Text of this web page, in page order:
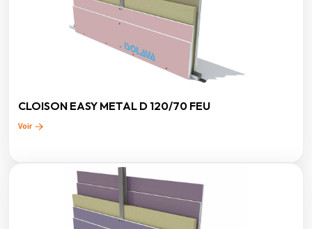
CLOISON EASY METAL D 120/70 FEU
Voir